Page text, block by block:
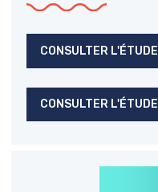
CONSULTER L'ÉTUDE
CONSULTER L'ÉTUDE